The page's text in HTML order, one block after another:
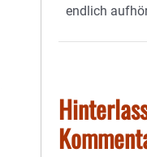
endlich